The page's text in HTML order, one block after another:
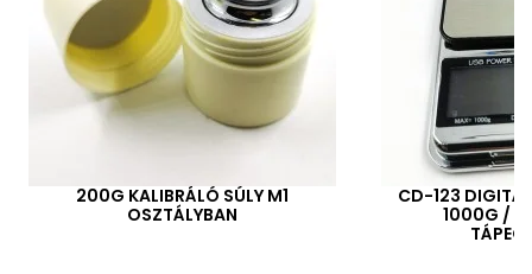
200G KALIBRÁLÓ SÚLY M1
OSZTÁLYBAN
CD-123
1000G /